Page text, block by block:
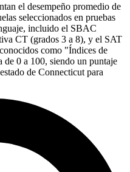
el desempeño promedio de
seleccionados en pruebas
incluido el SBAC
CT (grados 3 a 8), y el SAT
como "Índices de
de 0 a 100, siendo un puntaje
de Connecticut para